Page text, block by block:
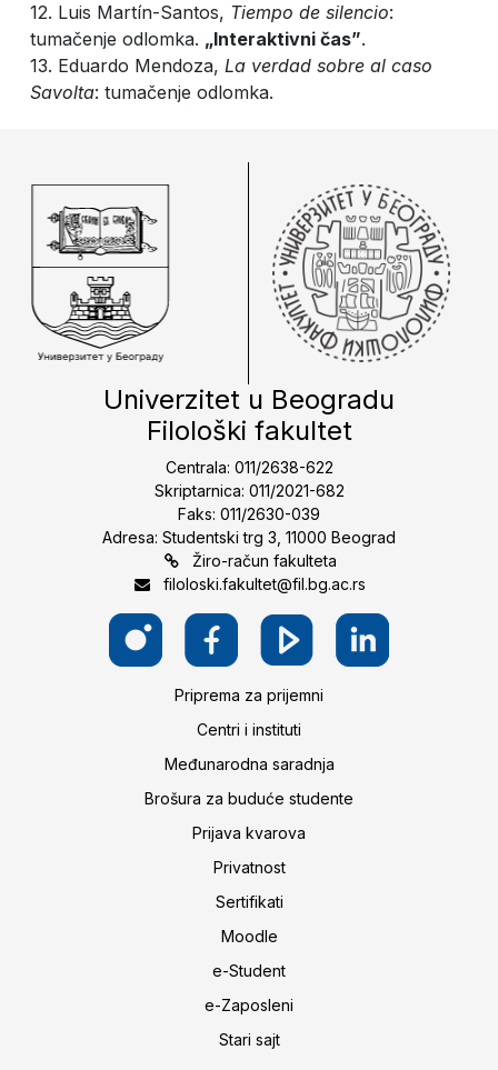
12. Luis Martín-Santos, Tiempo de silencio:
tumačenje odlomka. „Interaktivni čas”.
13. Eduardo Mendoza, La verdad sobre al caso
Savolta: tumačenje odlomka.
Univerzitet u Beogradu
Filološki fakultet
Centrala: 011/2638-622
Skriptarnica: 011/2021-682
Faks: 011/2630-039
Adresa: Studentski trg 3, 11000 Beograd
Žiro-račun fakulteta
filoloski.fakultet@fil.bg.ac.rs
Priprema za prijemni
Centri i instituti
Međunarodna saradnja
Brošura za buduće studente
Prijava kvarova
Privatnost
Sertifikati
Moodle
e-Student
e-Zaposleni
Stari sajt